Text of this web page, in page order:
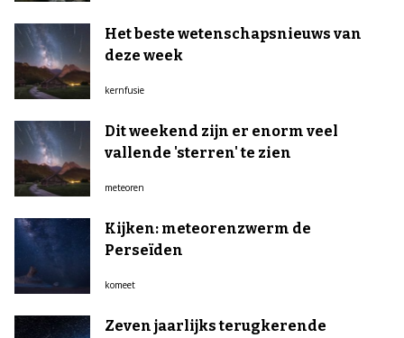
Het beste wetenschapsnieuws van
deze week
kernfusie
Dit weekend zijn er enorm veel
vallende 'sterren' te zien
meteoren
Kijken: meteorenzwerm de
Perseïden
komeet
Zeven jaarlijks terugkerende